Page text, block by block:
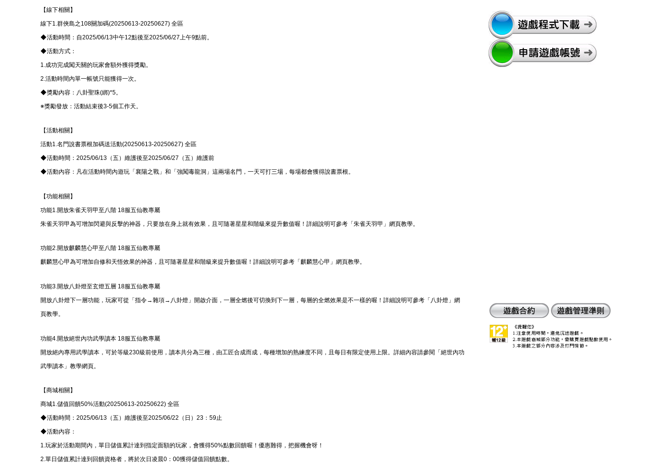
結
【線下相關】
線下1.群俠島之108關加碼(20250613-20250627) 全區
◆活動時間：自2025/06/13中午12點後至2025/06/27上午9點前。
◆活動方式：
1.成功完成闖天關的玩家會額外獲得獎勵。
2.活動時間內單一帳號只能獲得一次。
◆獎勵內容：八卦聖珠(綁)*5。
※獎勵發放：活動結束後3-5個工作天。
【活動相關】
活動1.名門說書票根加碼送活動(20250613-20250627) 全區
◆活動時間：2025/06/13（五）維護後至2025/06/27（五）維護前
◆活動內容：凡在活動時間內遊玩「襄陽之戰」和「強闖毒龍洞」這兩場名門，一天可打三場，每場都會獲得說書票根。
【功能相關】
功能1.開放朱雀天羽甲至八階 18服五仙教專屬
朱雀天羽甲為可增加閃避與反擊的神器，只要放在身上就有效果，且可隨著星星和階級來提升數值喔！詳細說明可參考「朱雀天羽甲」網頁教學。
功能2.開放麒麟慧心甲至八階 18服五仙教專屬
麒麟慧心甲為可增加自修和天悟效果的神器，且可隨著星星和階級來提升數值喔！詳細說明可參考「麒麟慧心甲」網頁教學。
功能3.開放八卦燈至玄燈五層 18服五仙教專屬
開放八卦燈下一層功能，玩家可從「指令→雜項→八卦燈」開啟介面，一層全燃後可切換到下一層，每層的全燃效果是不一樣的喔！詳細說明可參考「八卦燈」網
頁教學。
功能4.開放絕世內功武學讀本 18服五仙教專屬
開放絕內專用武學讀本，可於等級230級前使用，讀本共分為三種，由工匠合成而成，每種增加的熟練度不同，且每日有限定使用上限。詳細內容請參閱「絕世內功
武學讀本」教學網頁。
【商城相關】
商城1.儲值回饋50%活動(20250613-20250622) 全區
◆活動時間：2025/06/13（五）維護後至2025/06/22（日）23：59止
◆活動內容：
1.玩家於活動期間內，單日儲值累計達到指定面額的玩家，會獲得50%點數回饋喔！優惠難得，把握機會呀！
2.單日儲值累計達到回饋資格者，將於次日凌晨0：00獲得儲值回饋點數。